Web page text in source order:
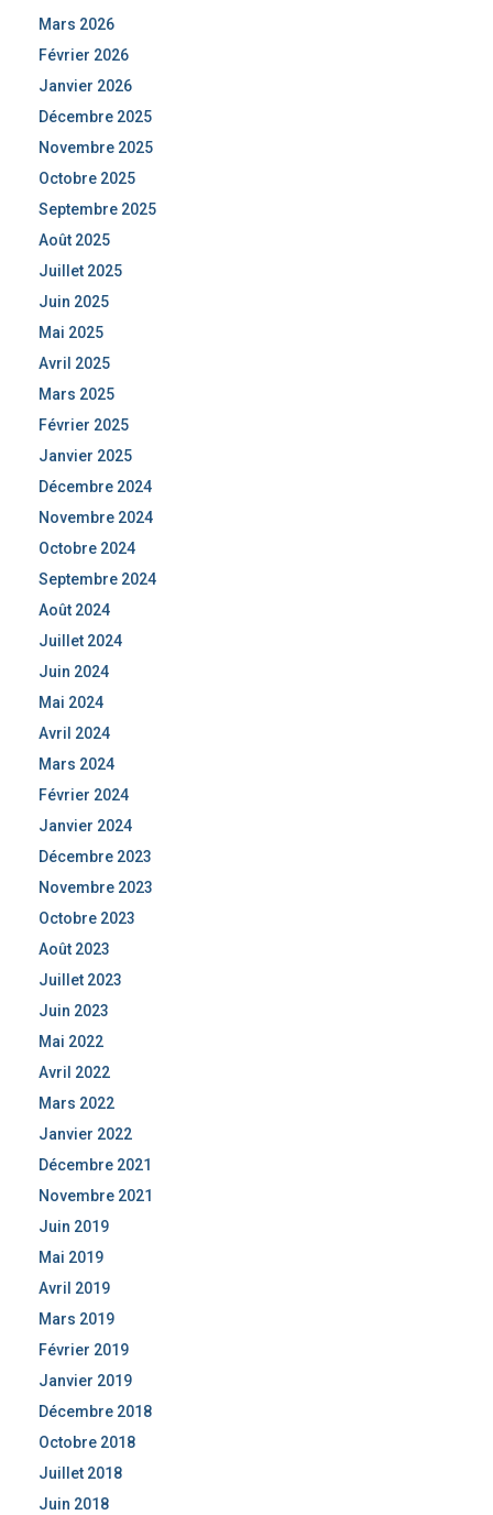
Mars 2026
Février 2026
Janvier 2026
Décembre 2025
Novembre 2025
Octobre 2025
Septembre 2025
Août 2025
Juillet 2025
Juin 2025
Mai 2025
Avril 2025
Mars 2025
Février 2025
Janvier 2025
Décembre 2024
Novembre 2024
Octobre 2024
Septembre 2024
Août 2024
Juillet 2024
Juin 2024
Mai 2024
Avril 2024
Mars 2024
Février 2024
Janvier 2024
Décembre 2023
Novembre 2023
Octobre 2023
Août 2023
Juillet 2023
Juin 2023
Mai 2022
Avril 2022
Mars 2022
Janvier 2022
Décembre 2021
Novembre 2021
Juin 2019
Mai 2019
Avril 2019
Mars 2019
Février 2019
Janvier 2019
Décembre 2018
Octobre 2018
Juillet 2018
Juin 2018